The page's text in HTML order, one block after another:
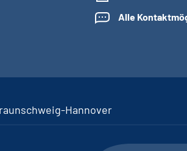
Alle
Hannover